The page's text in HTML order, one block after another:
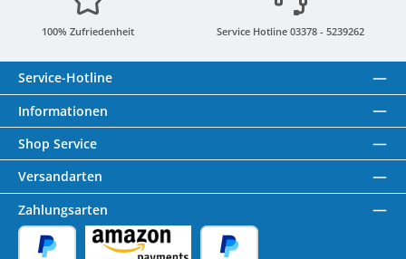
100% Zufriedenheit Service Hotline 03378 - 5239262
Service-Hotline
Informationen
Shop Service
Versandarten
Zahlungsarten